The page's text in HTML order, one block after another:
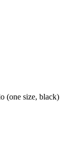
(one size, black)